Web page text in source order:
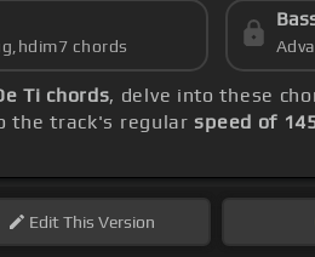
chords
Ti chords, delve into these
the track's regularspeed of
EditThis Version